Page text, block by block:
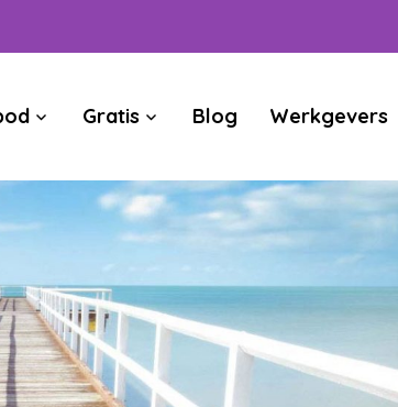
Gratis Blog Werkgevers